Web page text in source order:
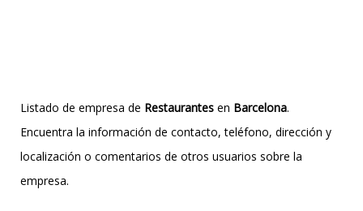
Listado de empresa de Restaurantes en Barcelona.
Encuentra la información de contacto, teléfono, dirección y
localización o comentarios de otros usuarios sobre la
empresa.